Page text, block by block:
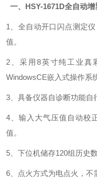
一、HSY-1671D全自动
1、全自动开口闪点测定
值。
2、采用8英寸纯工业真
WindowsCE嵌入式操作系
3、具备仪器自诊断功能自
4、输入大气压值自动校
值。
5、下位机储存120组历史数
6、点火方式为电点火，不